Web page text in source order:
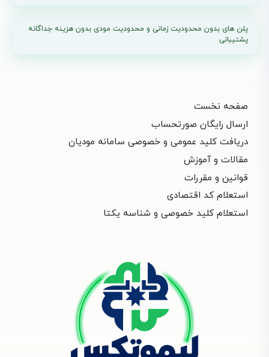
پلن های بدون محدودیت زمانی و محدودیت مودی بدون هزینه جداگانه
پشتیبانی
صفحه نخست
ارسال رایگان صورتحساب
دریافت کلید عمومی و خصوصی سامانه مودیان
مقالات و آموزش
قوانین و مقررات
استعلام کد اقتصادی
استعلام کلید خصوصی و شناسه یکتا